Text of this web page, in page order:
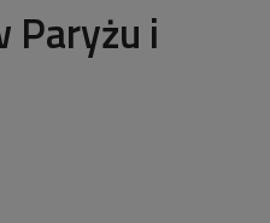
Paryżu i